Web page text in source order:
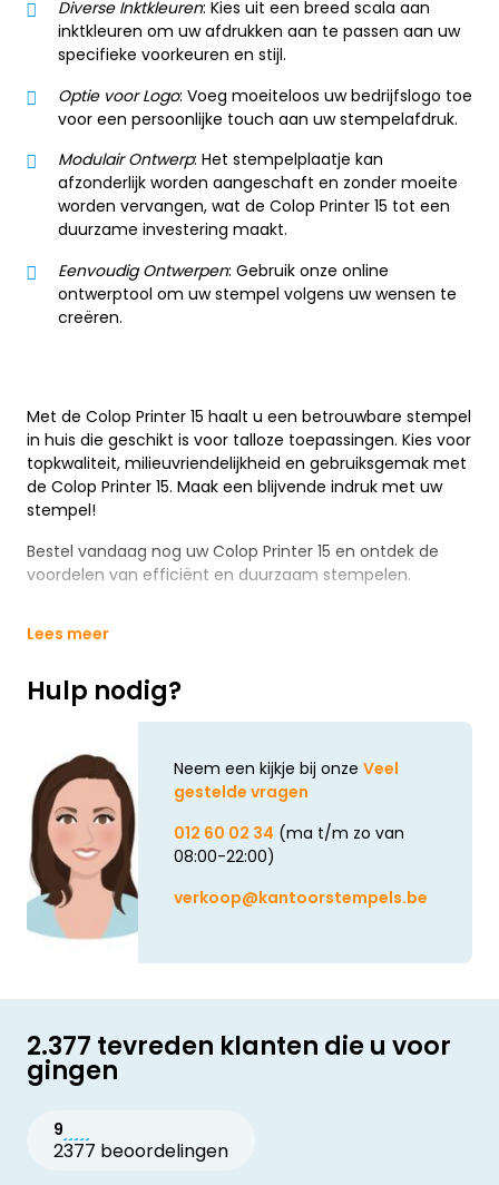
Diverse Inktkleuren: Kies uit een breed scala aan
inktkleuren om uw afdrukken aan te passen aan uw
specifieke voorkeuren en stijl.
Optie voor Logo: Voeg moeiteloos uw bedrijfslogo toe
voor een persoonlijke touch aan uw stempelafdruk.
Modulair Ontwerp: Het stempelplaatje kan
afzonderlijk worden aangeschaft en zonder moeite
worden vervangen, wat de Colop Printer 15 tot een
duurzame investering maakt.
Eenvoudig Ontwerpen: Gebruik onze online
ontwerptool om uw stempel volgens uw wensen te
creëren.
Met de Colop Printer 15 haalt u een betrouwbare stempel
in huis die geschikt is voor talloze toepassingen. Kies voor
topkwaliteit, milieuvriendelijkheid en gebruiksgemak met
de Colop Printer 15. Maak een blijvende indruk met uw
stempel!
Bestel vandaag nog uw Colop Printer 15 en ontdek de
voordelen van efficiënt en duurzaam stempelen.
Lees meer
Hulp nodig?
Neem een kijkje bij onze Veel
gestelde vragen
012 60 02 34 (ma t/m zo van
08:00-22:00)
verkoop@kantoorstempels.be
2.377 tevreden klanten die u voor
gingen
9
2377 beoordelingen